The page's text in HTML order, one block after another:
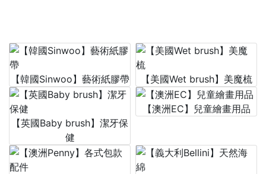
【韓國Sinwoo】藝術紙膠帶 【美國Wet brush】美魔梳
【英國Baby brush】潔牙保
健
【澳洲EC】兒童繪畫用品